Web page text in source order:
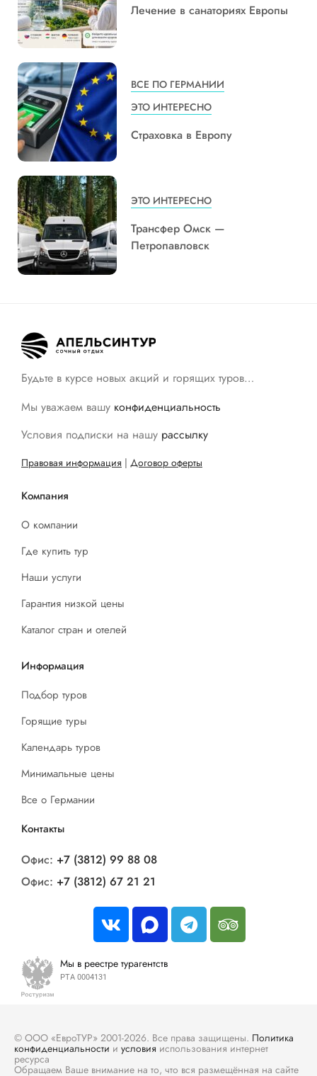
Лечение в санаториях Европы
ВСЕ ПО ГЕРМАНИИ
ЭТО ИНТЕРЕСНО
Страховка в Европу
ЭТО ИНТЕРЕСНО
Трансфер Омск —
Петропавловск
Будьте в курсе новых акций и горящих туров…
Мы уважаем вашу конфиденциальность
Условия подписки на нашу рассылку
Правовая информация | Договор оферты
Компания
О компании
Где купить тур
Наши услуги
Гарантия низкой цены
Каталог стран и отелей
Информация
Подбор туров
Горящие туры
Календарь туров
Минимальные цены
Все о Германии
Контакты
Офис: +7 (3812) 99 88 08
Офис: +7 (3812) 67 21 21
Мы в реестре турагентств
РТА 0004131
© ООО «ЕвроТУР» 2001-2026. Все права защищены. Политика
конфиденциальности и условия использования интернет
ресурса
Обращаем Ваше внимание на то, что вся размещённая на сайте